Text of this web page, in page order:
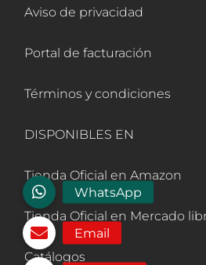
Aviso de privacidad
Portal de facturación
Términos y condiciones
DISPONIBLES EN
Tienda Oficial en Amazon
Tienda Oficial en Mercado
Catálogos